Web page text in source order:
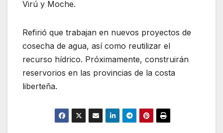
Virú y Moche.
Refirió que trabajan en nuevos proyectos de
cosecha de agua, así como reutilizar el
recurso hídrico. Próximamente, construirán
reservorios en las provincias de la costa
liberteña.